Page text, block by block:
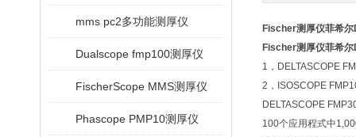
mms pc2多功能测厚仪
Dualscope fmp100测厚仪
FischerScope MMS测厚仪
Phascope PMP10测厚仪
Fischer测厚仪菲希
Fischer测厚仪菲希
1，DELTASCOPE
2，ISOSCOPE
DELTASCOPE
100个应用程式中